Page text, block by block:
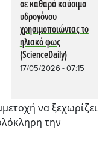
σε καθαρό καύσιμο
υδρογόνου
χρησιμοποιώντας το
ηλιακό φως
(ScienceDaily)
17/05/2026 - 07:15
να ξεχωρίζει
την